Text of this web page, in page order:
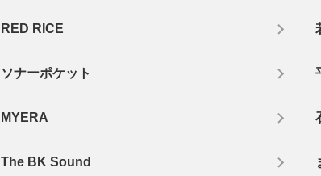
RED RICE
ソナーポケット
MYERA
The BK Sound